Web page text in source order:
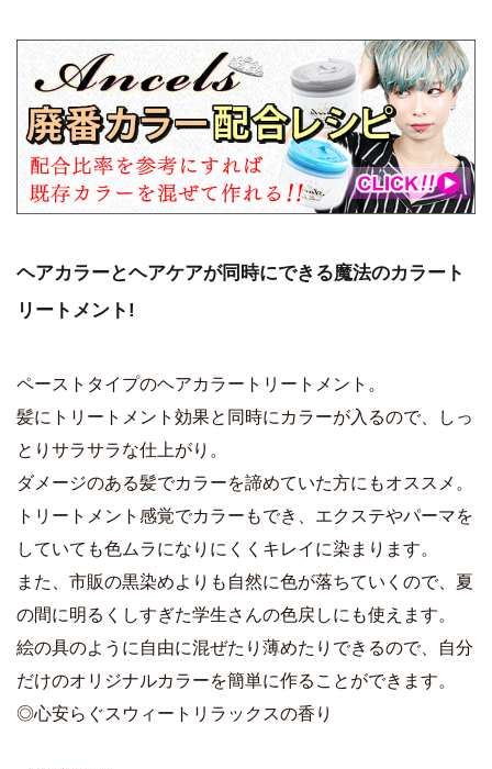
ヘアカラーとヘアケアが同時にできる魔法のカラート
リートメント!
ペーストタイプのヘアカラートリートメント。
髪にトリートメント効果と同時にカラーが入るので、しっ
とりサラサラな仕上がり。
ダメージのある髪でカラーを諦めていた方にもオススメ。
トリートメント感覚でカラーもでき、エクステやパーマを
していても色ムラになりにくくキレイに染まります。
また、市販の黒染めよりも自然に色が落ちていくので、夏
の間に明るくしすぎた学生さんの色戻しにも使えます。
絵の具のように自由に混ぜたり薄めたりできるので、自分
だけのオリジナルカラーを簡単に作ることができます。
◎心安らぐスウィートリラックスの香り